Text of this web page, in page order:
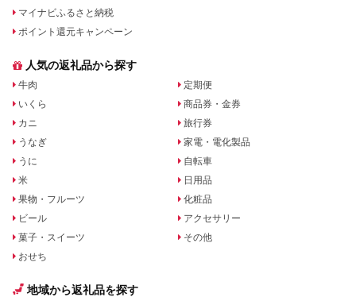
マイナビふるさと納税
ポイント還元キャンペーン
人気の返礼品から探す
牛肉
いくら
カニ
うなぎ
うに
米
果物・フルーツ
ビール
菓子・スイーツ
おせち
定期便
商品券・金券
旅行券
家電・電化製品
自転車
日用品
化粧品
アクセサリー
その他
地域から返礼品を探す